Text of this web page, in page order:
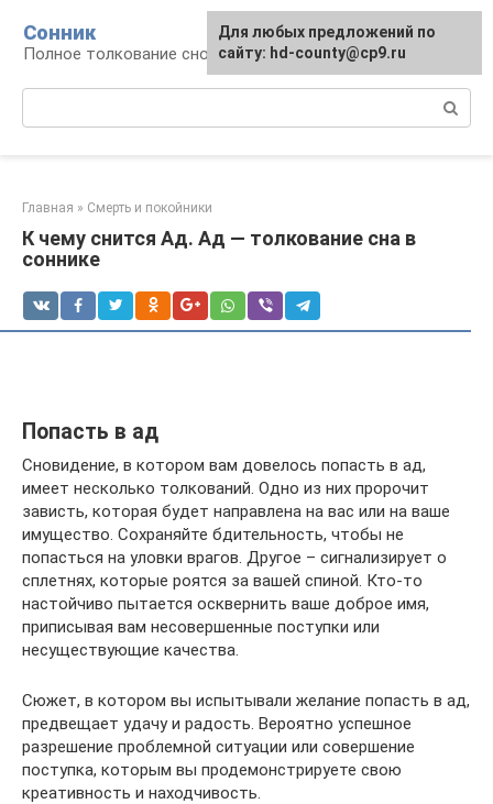
контенту
Сонник
Полное толкование снов
Главная » Смерть и покойники
К чему снится Ад. Ад — толкование сна в
соннике
Попасть в ад
Сновидение, в котором вам довелось попасть в ад,
имеет несколько толкований. Одно из них пророчит
зависть, которая будет направлена на вас или на ваше
имущество. Сохраняйте бдительность, чтобы не
попасться на уловки врагов. Другое – сигнализирует о
сплетнях, которые роятся за вашей спиной. Кто-то
настойчиво пытается осквернить ваше доброе имя,
приписывая вам несовершенные поступки или
несуществующие качества.
Сюжет, в котором вы испытывали желание попасть в ад,
предвещает удачу и радость. Вероятно успешное
разрешение проблемной ситуации или совершение
поступка, которым вы продемонстрируете свою
креативность и находчивость.
Для любых предложений по
сайту: hd-county@cp9.ru